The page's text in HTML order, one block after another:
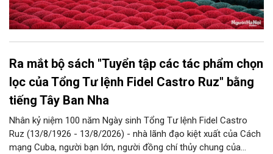
Ra mắt bộ sách "Tuyển tập các tác phẩm chọn
lọc của Tổng Tư lệnh Fidel Castro Ruz" bằng
tiếng Tây Ban Nha
Nhân kỷ niệm 100 năm Ngày sinh Tổng Tư lệnh Fidel Castro
Ruz (13/8/1926 - 13/8/2026) - nhà lãnh đạo kiệt xuất của Cách
mạng Cuba, người bạn lớn, người đồng chí thủy chung của